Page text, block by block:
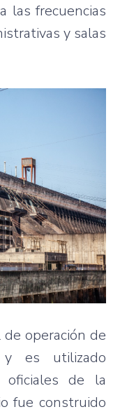
las frecuencias
y salas
operación de
y es utilizado
oficiales de la
fue construido